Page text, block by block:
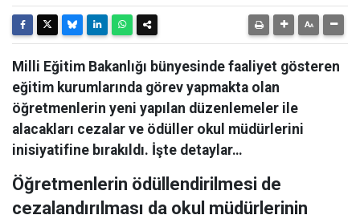
Milli Eğitim Bakanlığı bünyesinde faaliyet gösteren
eğitim kurumlarında görev yapmakta olan
öğretmenlerin yeni yapılan düzenlemeler ile
alacakları cezalar ve ödüller okul müdürlerini
inisiyatifine bırakıldı. İşte detaylar…
Öğretmenlerin ödüllendirilmesi de
cezalandırılması da okul müdürlerinin